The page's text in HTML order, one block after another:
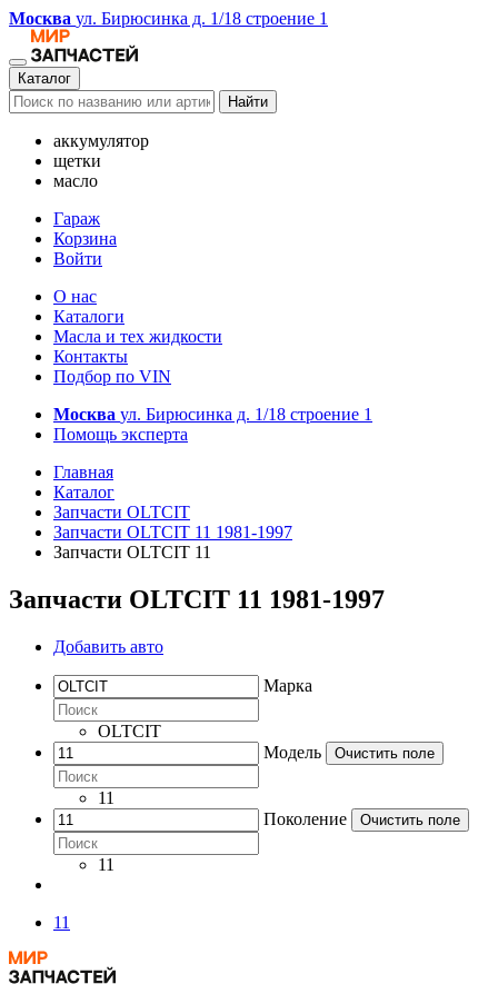
Москва ул. Бирюсинка д. 1/18 строение 1
Каталог
Найти
аккумулятор
щетки
масло
Гараж
Корзина
Войти
О нас
Каталоги
Масла и тех жидкости
Контакты
Подбор по VIN
Москва ул. Бирюсинка д. 1/18 строение 1
Помощь эксперта
Главная
Каталог
Запчасти OLTCIT
Запчасти OLTCIT 11 1981-1997
Запчасти OLTCIT 11
Запчасти OLTCIT 11 1981-1997
Добавить авто
Марка
OLTCIT
Модель
Очистить поле
11
Поколение
Очистить поле
11
11